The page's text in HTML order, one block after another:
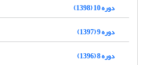
دوره 10 (1398)
دوره 9 (1397)
دوره 8 (1396)